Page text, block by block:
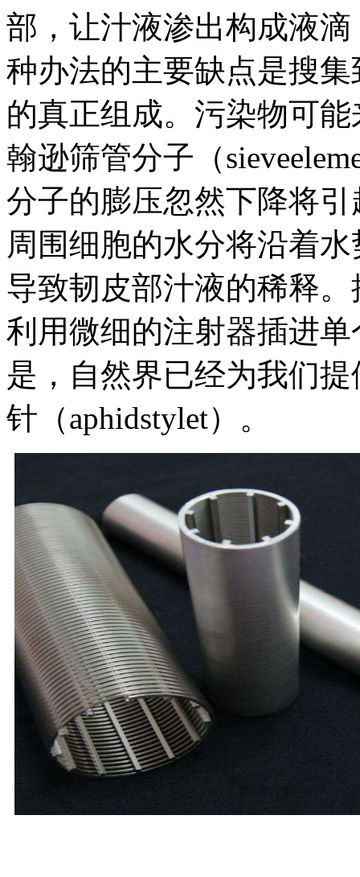
部，让汁液渗出构成液
种办法的主要缺点是搜
的真正组成。污染物可
翰逊筛管分子（
分子的膨压忽然下降将
周围细胞的水分将沿着
导致韧皮部汁液的稀释
利用微细的注射器插进
是，自然界已经为我们
针（aphidstylet）。